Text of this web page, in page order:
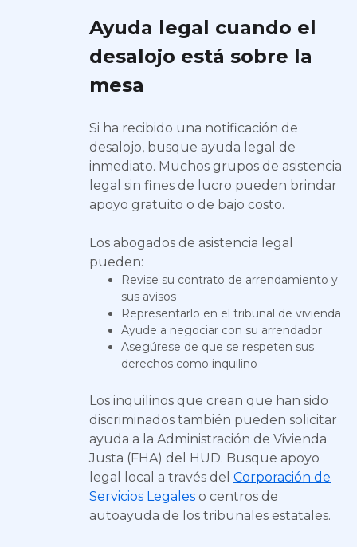
Ayuda legal cuando el
desalojo está sobre la
mesa
Si ha recibido una notificación de
desalojo, busque ayuda legal de
inmediato. Muchos grupos de asistencia
legal sin fines de lucro pueden brindar
apoyo gratuito o de bajo costo.
Los abogados de asistencia legal
pueden:
Revise su contrato de arrendamiento y
sus avisos
Representarlo en el tribunal de vivienda
Ayude a negociar con su arrendador
Asegúrese de que se respeten sus
derechos como inquilino
Los inquilinos que crean que han sido
discriminados también pueden solicitar
ayuda a la Administración de Vivienda
Justa (FHA) del HUD. Busque apoyo
legal local a través del Corporación de
Servicios Legales o centros de
autoayuda de los tribunales estatales.